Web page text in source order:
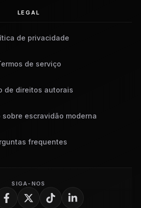
LEGAL
de privacidade
de serviço
de direitos autorais
sobre escravidão moderna
frequentes
SIGA-NOS